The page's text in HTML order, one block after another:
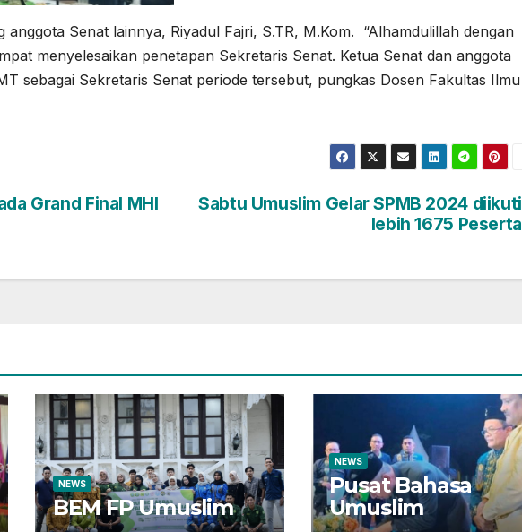
anggota Senat lainnya, Riyadul Fajri, S.TR, M.Kom. “Alhamdulillah dengan
menyelesaikan penetapan Sekretaris Senat. Ketua Senat dan anggota
sebagai Sekretaris Senat periode tersebut, pungkas Dosen Fakultas Ilmu
Sabtu Umuslim Gelar SPMB 2024 diikuti
lebih 1675 Peserta
Grand Final MHI
NEWS
BEM FP Umuslim
NEWS
Pusat Bahasa
Umuslim